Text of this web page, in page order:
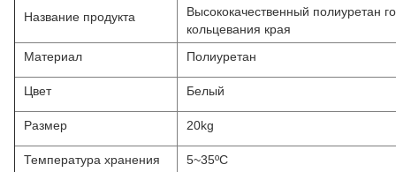
Название продукта
Высококачественный полиуретан
кольцевания края
Материал
Полиуретан
Цвет Белый
Размер 20kg
Температура хранения 5~35ºC